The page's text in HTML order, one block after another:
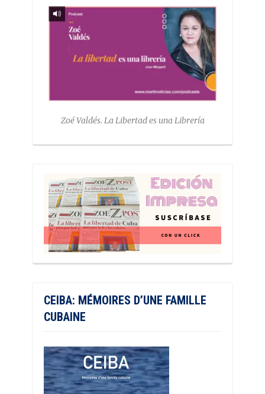
Zoé Valdés. La Libertad es una Librería
CEIBA: MÉMOIRES D’UNE FAMILLE
CUBAINE